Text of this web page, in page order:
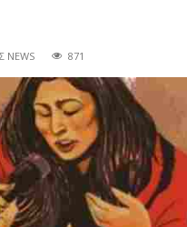
NEWS 871